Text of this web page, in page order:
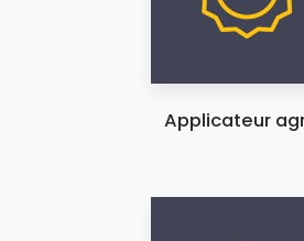
Applicateur